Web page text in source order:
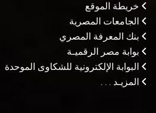
خريطة الموقع
الجامعات المصرية
بنك المعرفة المصري
بوابة مصر الرقميـة
البوابة الإلكترونية للشكاوى الموحدة
المزيـد . . .